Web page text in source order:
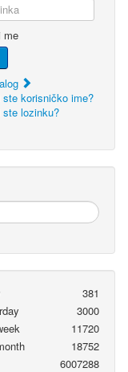
me
ste korisničko ime?
ste lozinku?
381
3000
11720
18752
6007288